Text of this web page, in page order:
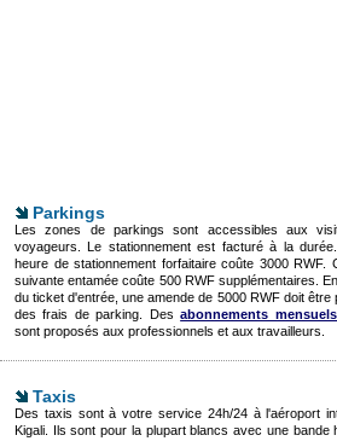
Parkings
Les zones de parkings sont accessibles aux
voyageurs. Le stationnement est facturé à la
heure de stationnement forfaitaire coûte 3000 RWF.
suivante entamée coûte 500 RWF supplémentaires.
du ticket d'entrée, une amende de 5000 RWF doit être
des frais de parking. Desabonnements
sont proposés aux professionnels et aux travailleurs.
Taxis
Des taxis sont à votre service 24h/24 à l'aéroport
Kigali. Ils sont pour la plupart blancs avec une bande